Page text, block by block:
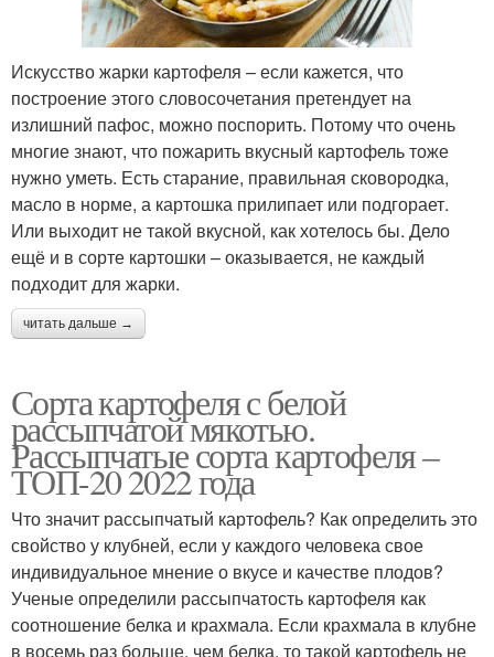
Искусство жарки картофеля – если кажется, что
построение этого словосочетания претендует на
излишний пафос, можно поспорить. Потому что очень
многие знают, что пожарить вкусный картофель тоже
нужно уметь. Есть старание, правильная сковородка,
масло в норме, а картошка прилипает или подгорает.
Или выходит не такой вкусной, как хотелось бы. Дело
ещё и в сорте картошки – оказывается, не каждый
подходит для жарки.
читать дальше →
Сорта картофеля с белой
рассыпчатой мякотью.
Рассыпчатые сорта картофеля –
ТОП-20 2022 года
Что значит рассыпчатый картофель? Как определить это
свойство у клубней, если у каждого человека свое
индивидуальное мнение о вкусе и качестве плодов?
Ученые определили рассыпчатость картофеля как
соотношение белка и крахмала. Если крахмала в клубне
в восемь раз больше, чем белка, то такой картофель не